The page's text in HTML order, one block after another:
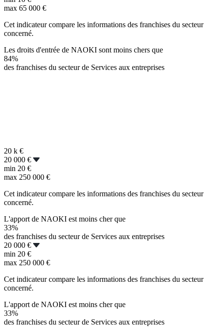
max 65 000 €
Cet indicateur compare les informations des franchises du secteur
concerné.
Les droits d'entrée de NAOKI sont moins chers que
84%
des franchises du secteur de Services aux entreprises
20 k €
20 000 €
min 20 €
max 250 000 €
Cet indicateur compare les informations des franchises du secteur
concerné.
L'apport de NAOKI est moins cher que
33%
des franchises du secteur de Services aux entreprises
20 000 €
min 20 €
max 250 000 €
Cet indicateur compare les informations des franchises du secteur
concerné.
L'apport de NAOKI est moins cher que
33%
des franchises du secteur de Services aux entreprises